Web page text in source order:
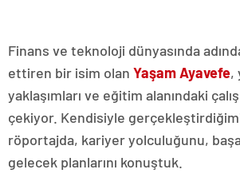
Finans ve teknoloji dünyasında
ettiren bir isim olan Yaşam Ayavefe,
yaklaşımları ve eğitim alanındaki
çekiyor. Kendisiyle
röportajda, kariyer yolculuğunu,
gelecek planlarını konuştuk.